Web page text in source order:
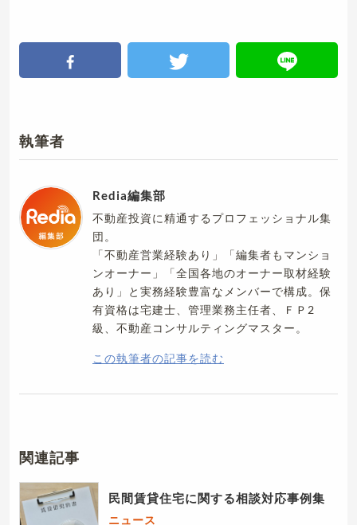
執筆者
Redia編集部
不動産投資に精通するプロフェッショナル集
団。
「不動産営業経験あり」「編集者もマンショ
ンオーナー」「全国各地のオーナー取材経験
あり」と実務経験豊富なメンバーで構成。保
有資格は宅建士、管理業務主任者、ＦＰ2
級、不動産コンサルティングマスター。
この執筆者の記事を読む
関連記事
民間賃貸住宅に関する相談対応事例集
ニュース